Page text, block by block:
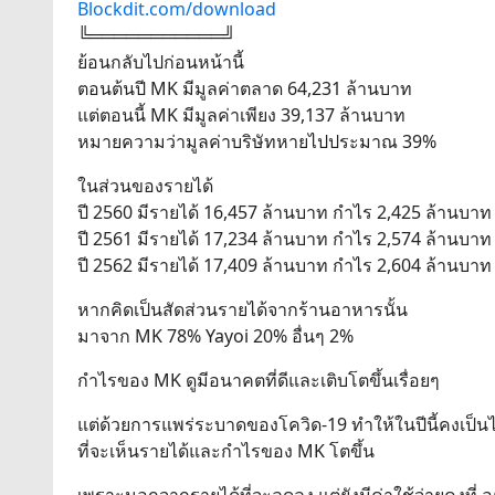
Blockdit.com/download
╚═══════════╝
ย้อนกลับไปก่อนหน้านี้
ตอนต้นปี MK มีมูลค่าตลาด 64,231 ล้านบาท
แต่ตอนนี้ MK มีมูลค่าเพียง 39,137 ล้านบาท
หมายความว่ามูลค่าบริษัทหายไปประมาณ 39%
ในส่วนของรายได้
ปี 2560 มีรายได้ 16,457 ล้านบาท กำไร 2,425 ล้านบาท
ปี 2561 มีรายได้ 17,234 ล้านบาท กำไร 2,574 ล้านบาท
ปี 2562 มีรายได้ 17,409 ล้านบาท กำไร 2,604 ล้านบาท
หากคิดเป็นสัดส่วนรายได้จากร้านอาหารนั้น
มาจาก MK 78% Yayoi 20% อื่นๆ 2%
กำไรของ MK ดูมีอนาคตที่ดีและเติบโตขึ้นเรื่อยๆ
แต่ด้วยการแพร่ระบาดของโควิด-19 ทำให้ในปีนี้คงเป็น
ที่จะเห็นรายได้และกำไรของ MK โตขึ้น